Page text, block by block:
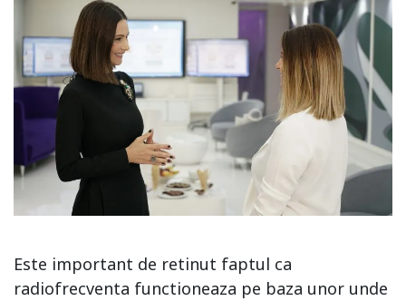
Este important de retinut faptul ca
radiofrecventa functioneaza pe baza unor unde